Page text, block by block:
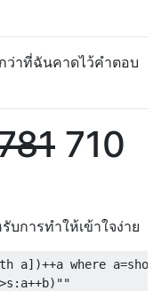
ว่าที่ฉันคาดไว้คำตอบ
710
การทำให้เข้าใจง่าย
a])++a where a=show